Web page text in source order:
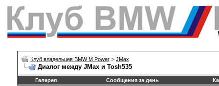
Клуб владельцев BMW M Power > JMax
Диалог между JMax и Tosh535
Галерея Сообщения за день